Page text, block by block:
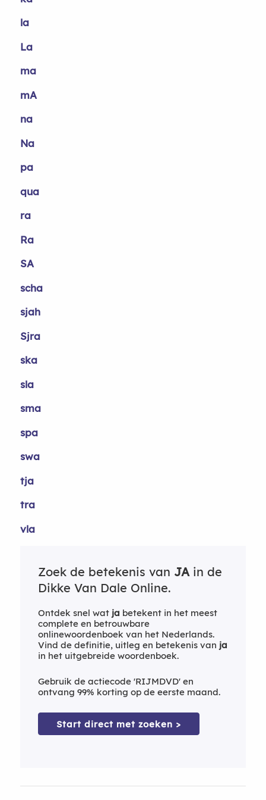
la
La
ma
mA
na
Na
pa
qua
ra
Ra
SA
scha
sjah
Sjra
ska
sla
sma
spa
swa
tja
tra
vla
Zoek de betekenis van JAin de
Dikke Van Dale Online.
Ontdek snel wat ja betekent in het meest
complete en betrouwbare
onlinewoordenboek van het Nederlands.
Vind de definitie, uitleg en betekenis van ja
in het uitgebreide woordenboek.
Gebruik de actiecode 'RIJMDVD' en
ontvang 99% korting op de eerste maand.
Start direct met zoeken >